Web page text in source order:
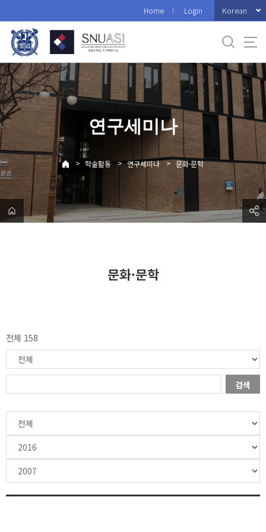
로
메
뉴
Home Login Korean
연구세미나
> 학술활동 > 연구세미나 > 문화·문학
문화·문학
전체 158
검색